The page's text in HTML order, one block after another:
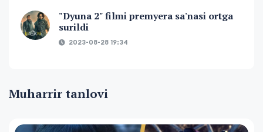
"Dyuna 2" filmi premyera sa'nasi ortga
surildi
2023-08-28 19:34
Muharrir tanlovi